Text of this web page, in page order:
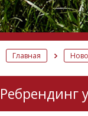
Главная
Ребрендинг